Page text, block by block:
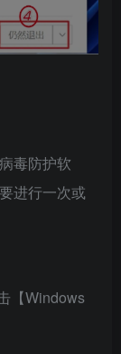
毒防护软
进行一次或
【Windows